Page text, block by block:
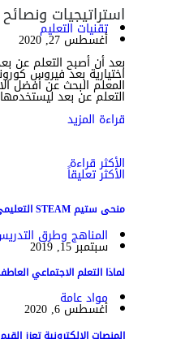
استراتيجيات
تقنيات التعليم
أغسطس 27, 2020
بعد أن أصبح التعلم عن
اختيارية بعد فيروس
المعلم البحث عن أفضل
التعلم عن بعد
قراءة المزيد
الأكثر قراءة
الأكثر تعليقاً
منحى ستيم STEAM التعليمي
المناهج وطرق
سبتمبر 15, 2019
لماذا التعلم الاجتماعي
مواد عامة
أغسطس 6, 2020